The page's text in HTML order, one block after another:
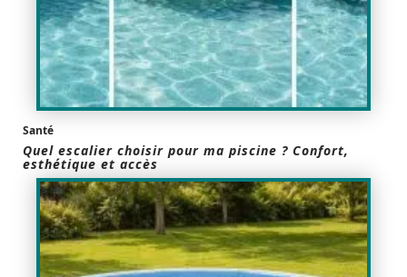
Santé
Quel escalier choisir pour ma piscine ? Confort,
esthétique et accès